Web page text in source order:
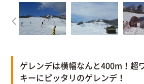
ゲレンデは横幅なんと400m！超
キーにピッタリのゲレンデ！